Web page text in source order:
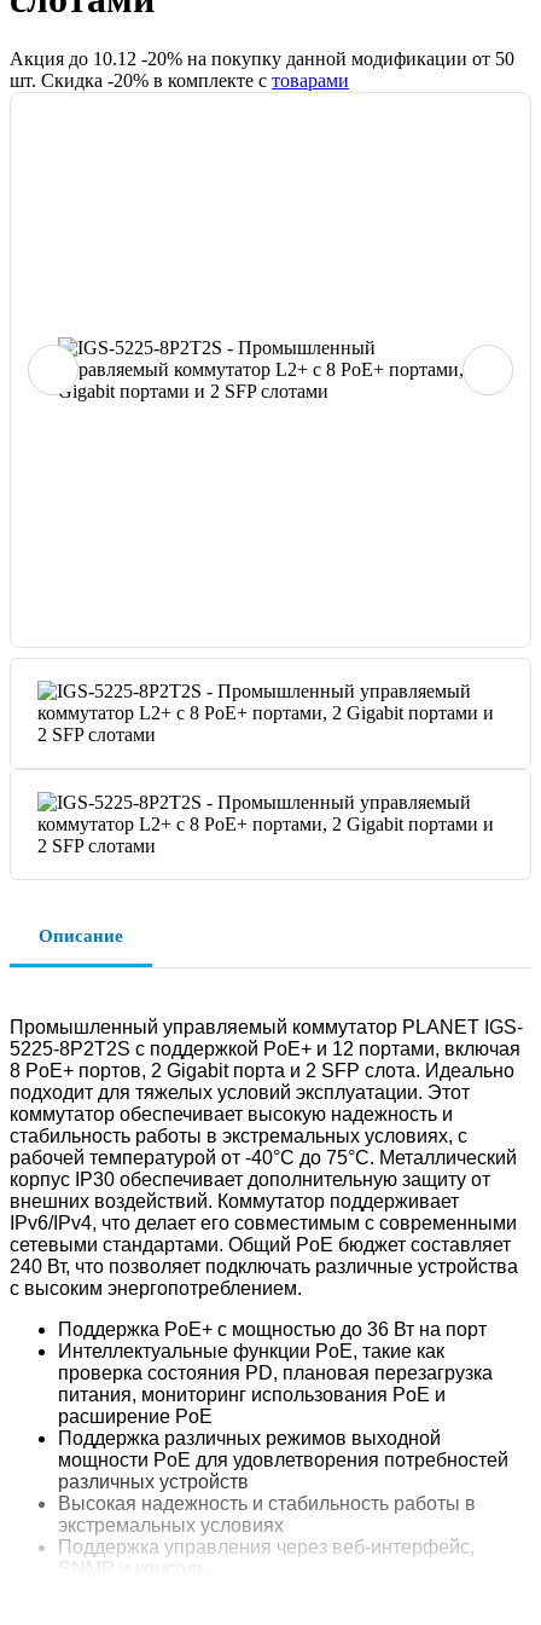
Акция до 10.12 -20% на покупку данной модификации от 50
шт. Скидка -20% в комплекте с товарами
Описание
Промышленный управляемый коммутатор PLANET IGS-
5225-8P2T2S с поддержкой PoE+ и 12 портами, включая
8 PoE+ портов, 2 Gigabit порта и 2 SFP слота. Идеально
подходит для тяжелых условий эксплуатации. Этот
коммутатор обеспечивает высокую надежность и
стабильность работы в экстремальных условиях, с
рабочей температурой от -40°C до 75°C. Металлический
корпус IP30 обеспечивает дополнительную защиту от
внешних воздействий. Коммутатор поддерживает
IPv6/IPv4, что делает его совместимым с современными
сетевыми стандартами. Общий PoE бюджет составляет
240 Вт, что позволяет подключать различные устройства
с высоким энергопотреблением.
Поддержка PoE+ с мощностью до 36 Вт на порт
Интеллектуальные функции PoE, такие как
проверка состояния PD, плановая перезагрузка
питания, мониторинг использования PoE и
расширение PoE
Поддержка различных режимов выходной
мощности PoE для удовлетворения потребностей
различных устройств
Высокая надежность и стабильность работы в
экстремальных условиях
Поддержка управления через веб-интерфейс,
SNMP и консоль